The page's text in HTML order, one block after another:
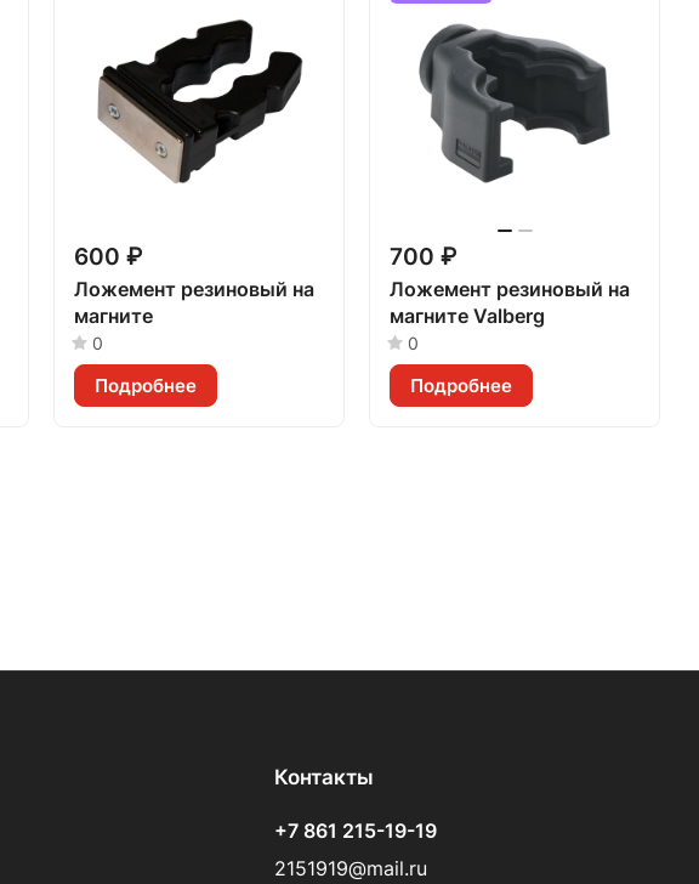
600 ₽
Ложемент резиновый на
магните
0
Подробнее
700 ₽
Ложемент резиновый на
магните Valberg
0
Подробнее
Контакты
+7 861 215-19-19
2151919@mail.ru